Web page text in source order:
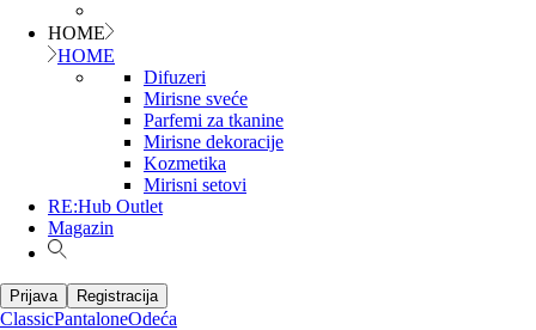
HOME
HOME
Difuzeri
Mirisne sveće
Parfemi za tkanine
Mirisne dekoracije
Kozmetika
Mirisni setovi
RE:Hub Outlet
Magazin
Prijava Registracija
ClassicPantaloneOdeća